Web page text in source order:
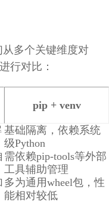
多个关键维度对
行对比：
pip + venv
基础隔离，依赖系统
级Python
需依赖pip-tools等外部
工具辅助管理
多为通用wheel包，性
能相对较低